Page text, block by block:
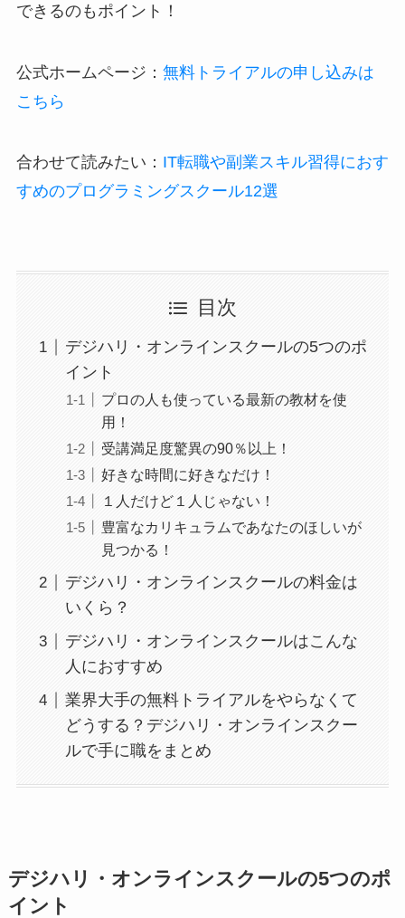
できるのもポイント！
公式ホームページ： 無料トライアルの申し込みは
こちら
合わせて読みたい： IT転職や副業スキル習得におす
すめのプログラミングスクール12選
目次
デジハリ・オンラインスクールの5つのポ
イント
プロの人も使っている最新の教材を使
用！
受講満足度驚異の90％以上！
好きな時間に好きなだけ！
１人だけど１人じゃない！
豊富なカリキュラムであなたのほしいが
見つかる！
デジハリ・オンラインスクールの料金は
いくら？
デジハリ・オンラインスクールはこんな
人におすすめ
業界大手の無料トライアルをやらなくて
どうする？デジハリ・オンラインスクー
ルで手に職をまとめ
デジハリ・オンラインスクールの5つのポ
イント